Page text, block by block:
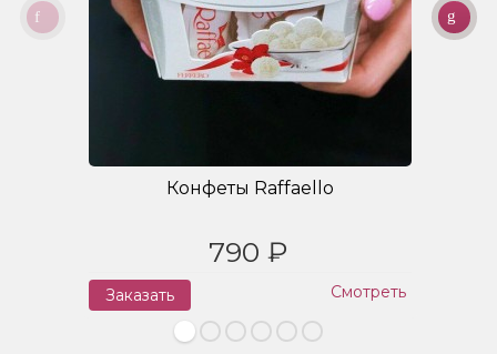
Конфеты Raffaello
790 ₽
Заказать Смотреть